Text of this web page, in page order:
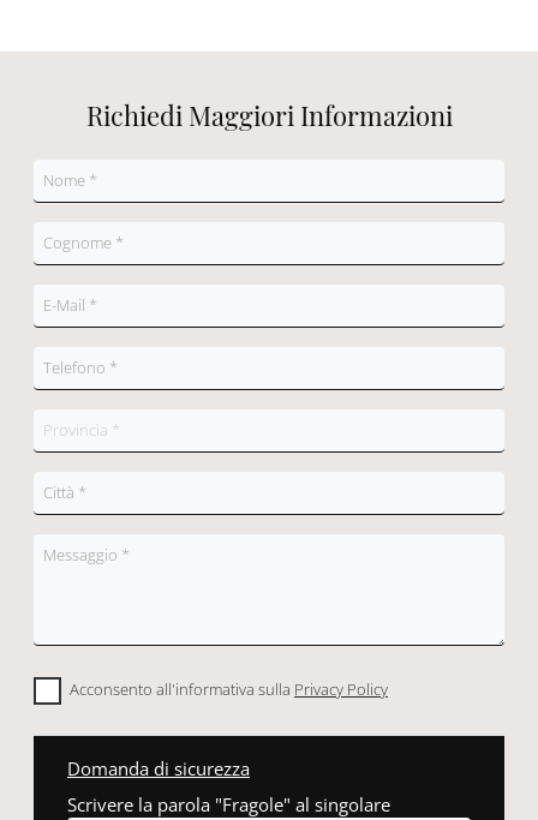
Richiedi Maggiori Informazioni
Acconsento all'informativa sulla Privacy Policy
Domanda di sicurezza
Scrivere la parola "Fragole" al singolare